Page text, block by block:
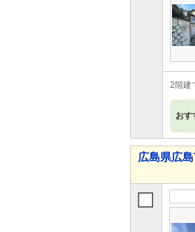
2階建
おす
広島県広